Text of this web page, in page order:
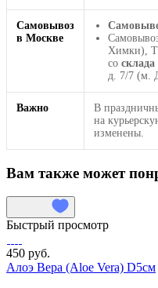
Самовывоз
в Москве
Химки),
со склада
д. 7/7 (м.
Важно
В
на
изменены.
Вам также может
Быстрый просмотр
450 руб.
Алоэ Вера (Aloe Vera) D5см